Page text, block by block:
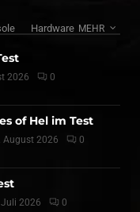
Hardware MEHR
2026 0
of Hel im Test
August 2026 0
2026 0